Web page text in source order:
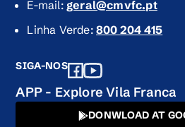
E-mail: geral@cmvfc.pt
Linha Verde:800 204 415
SIGA-NOS
APP - Explore Vila Franca
DONWLOAD AT